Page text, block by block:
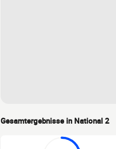
Gesamtergebnisse in National 2